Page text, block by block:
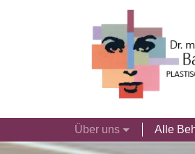
Über uns Alle